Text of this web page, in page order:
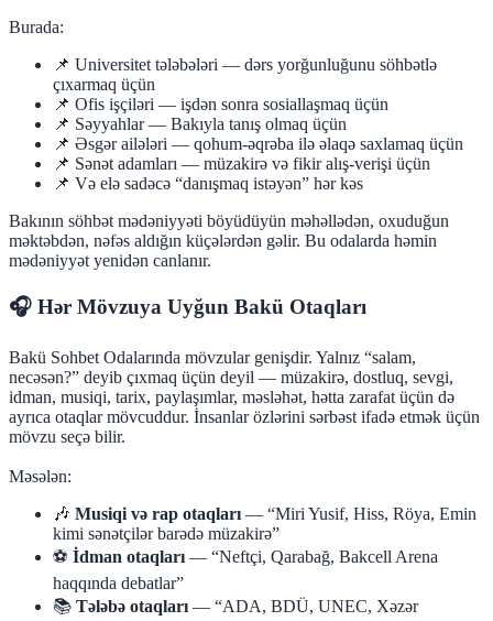
Burada:
📌 Universitet tələbələri — dərs yorğunluğunu söhbətlə
çıxarmaq üçün
📌 Ofis işçiləri — işdən sonra sosiallaşmaq üçün
📌 Səyyahlar — Bakıyla tanış olmaq üçün
📌 Əsgər ailələri — qohum-əqrəba ilə əlaqə saxlamaq üçün
📌 Sənət adamları — müzakirə və fikir alış-verişi üçün
📌 Və elə sadəcə “danışmaq istəyən” hər kəs
Bakının söhbət mədəniyyəti böyüdüyün məhəllədən, oxuduğun
məktəbdən, nəfəs aldığın küçələrdən gəlir. Bu odalarda həmin
mədəniyyət yenidən canlanır.
🎧 Hər Mövzuya Uyğun Bakü Otaqları
Bakü Sohbet Odalarında mövzular genişdir. Yalnız “salam,
necəsən?” deyib çıxmaq üçün deyil — müzakirə, dostluq, sevgi,
idman, musiqi, tarix, paylaşımlar, məsləhət, hətta zarafat üçün də
ayrıca otaqlar mövcuddur. İnsanlar özlərini sərbəst ifadə etmək üçün
mövzu seçə bilir.
Məsələn:
🎶 Musiqi və rap otaqları — “Miri Yusif, Hiss, Röya, Emin
kimi sənətçilər barədə müzakirə”
⚽ İdman otaqları — “Neftçi, Qarabağ, Bakcell Arena
haqqında debatlar”
📚 Tələbə otaqları — “ADA, BDÜ, UNEC, Xəzər